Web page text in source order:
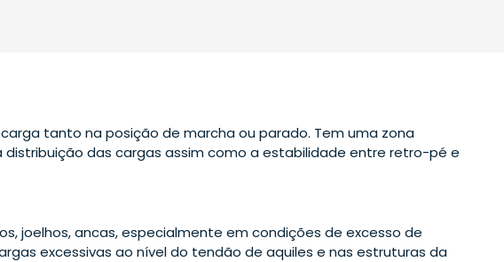
tanto na posição de marcha ou parado. Tem uma zona
das cargas assim como a estabilidade entre retro-pé e
joelhos, ancas, especialmente em condições de excesso de
excessivas ao nível do tendão de aquiles e nas estruturas da